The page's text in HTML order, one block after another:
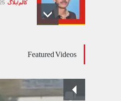
کالم/بلاگ
Featured Videos